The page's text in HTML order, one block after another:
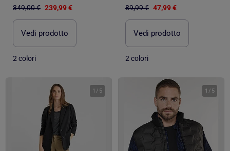
349,00 € 239,99 €
Vedi prodotto
2 colori
89,99 € 47,99 €
Vedi prodotto
2 colori
1 / 5 1 / 5